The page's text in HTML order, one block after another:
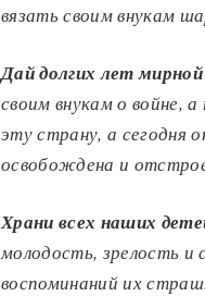
вязать своим внукам
Дай долгих лет
своим внукам о войне,
эту страну, а сегодня
освобождена и
Храни всех наших дет
молодость, зрелость
воспоминаний их